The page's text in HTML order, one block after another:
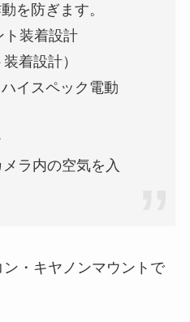
を防ぎます。
ト装着設計
着設計）
イスペック電動
ラ内の空気を入
ン・キヤノンマウントで